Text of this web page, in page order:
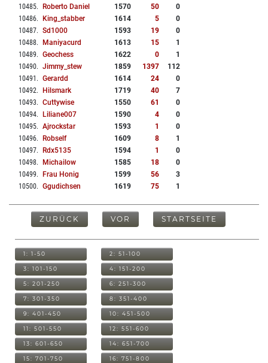
10485. Roberto Daniel 1570 50
0
10486. King_stabber 1614 5
0
10487. Sd1000 1593 19
0
10488. Maniyacurd 1613 15
1
10489. Geochess 1622 0
1
10490. Jimmy_stew 1859 1397
112
10491 . Gerardd 1614 24
0
10492. Hilsmark 1719 40
7
10493. Cuttywise 1550 61
0
10494. Liliane007 1590 4
0
10495. Ajrockstar 1593 1
0
10496. Robself 1609 8
1
10497. Rdx5135 1594 1
0
10498. Michailow 1585 18
0
10499. Frau Honig 1599 56
3
10500. Ggudichsen 1619 75 1
ZURÜCK VOR STARTSEITE
1: 1-50 2: 51-100
3: 101-150 4: 151-200
5: 201-250 6: 251-300
7: 301-350 8: 351-400
9: 401-450 10: 451-500
11: 501-550 12: 551-600
13: 601-650 14: 651-700
15: 701-750 16: 751-800